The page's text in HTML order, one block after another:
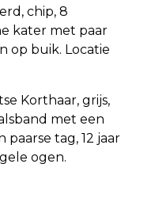
chip, 8
kater met paar
op buik. Locatie
Korthaar, grijs,
met een
tag, 12 jaar
ogen.